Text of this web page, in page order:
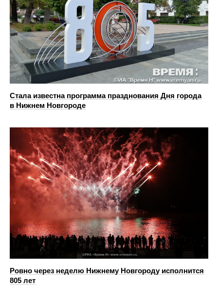
Стала известна программа празднования Дня города
в Нижнем Новгороде
Ровно через неделю Нижнему Новгороду исполнится
805 лет